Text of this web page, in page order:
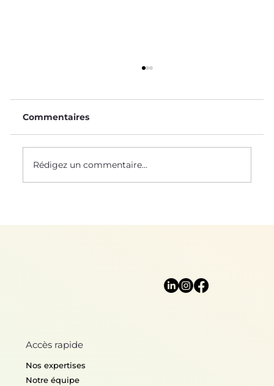
Le Saviez-Vous ? #58
Commentaires
Rédigez un commentaire...
Accès rapide
Nos expertises
Notre équipe